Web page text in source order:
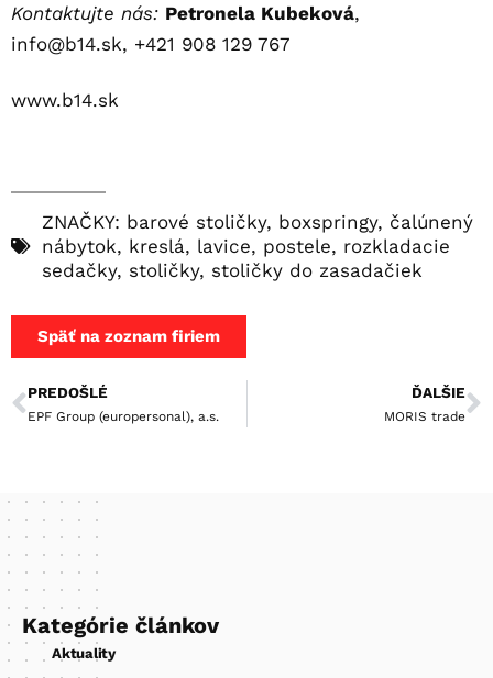
Kontaktujte nás: Petronela Kubeková,
info@b14.sk, +421 908 129 767
www.b14.sk
ZNAČKY: barové stoličky, boxspringy, čalúnený
nábytok, kreslá, lavice, postele, rozkladacie
sedačky, stoličky, stoličky do zasadačiek
Späť na zoznam firiem
PREDOŠLÉ
EPF Group (europersonal), a.s.
ĎALŠIE
MORIS trade
Kategórie článkov
Aktuality